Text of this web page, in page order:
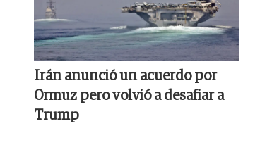
Irán anunció un acuerdo por
Ormuz pero volvió a desafiar a
Trump